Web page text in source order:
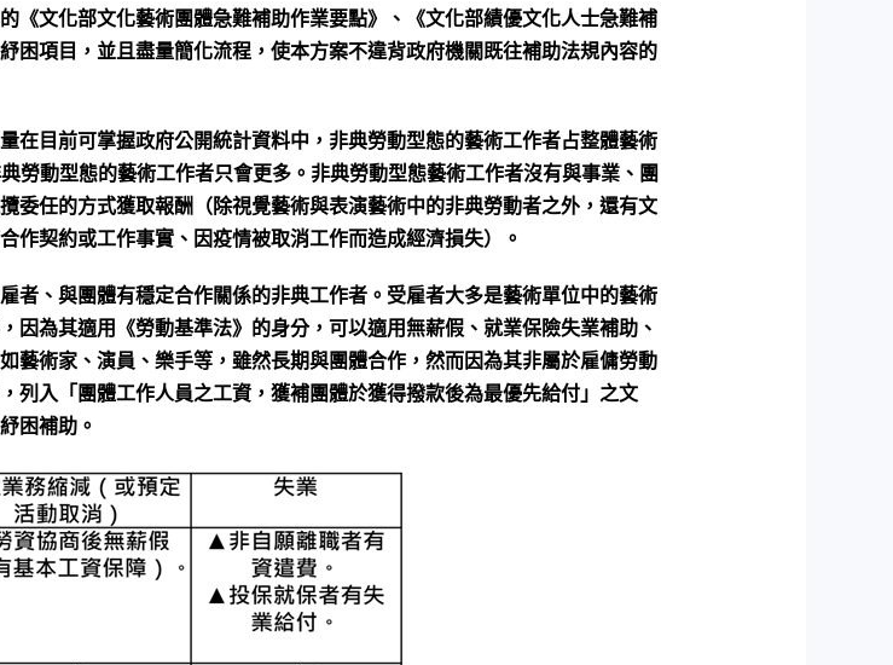
《文化部文化藝術團體急難補助作業要點》、《文化部績優文化人士急難補
困項目，並且盡量簡化流程，使本方案不違背政府機關既往補助法規內容的
在目前可掌握政府公開統計資料中，非典勞動型態的藝術工作者占整體藝術
勞動型態的藝術工作者只會更多。非典勞動型態藝術工作者沒有與事業、團
委任的方式獲取報酬（除視覺藝術與表演藝術中的非典勞動者之外，還有文
契約或工作事實、因疫情被取消工作而造成經濟損失）。
者、與團體有穩定合作關係的非典工作者。受雇者大多是藝術單位中的藝術
為其適用《勞動基準法》的身分，可以適用無薪假、就業保險失業補助、
藝術家、演員、樂手等，雖然長期與團體合作，然而因為其非屬於雇傭勞動
列入「團體工作人員之工資，獲補團體於獲得撥款後為最優先給付」之文
困補助。